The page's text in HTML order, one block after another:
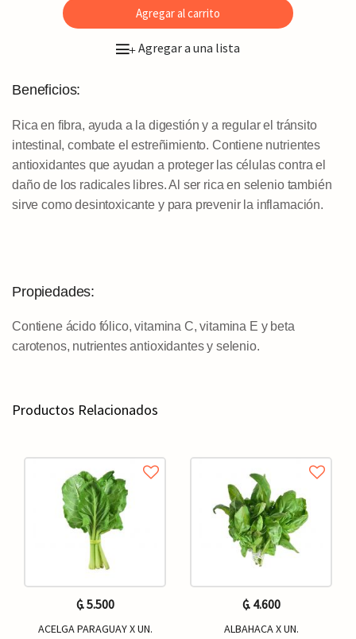
Agregar al carrito
+Agregar a una lista
Beneficios:
Rica en fibra, ayuda a la digestión y a regular el tránsito
intestinal, combate el estreñimiento. Contiene nutrientes
antioxidantes que ayudan a proteger las células contra el
daño de los radicales libres. Al ser rica en selenio también
sirve como desintoxicante y para prevenir la inflamación.
Propiedades:
Contiene ácido fólico, vitamina C, vitamina E y beta
carotenos, nutrientes antioxidantes y selenio.
Productos Relacionados
₲. 5.500
ACELGA PARAGUAY X UN.
₲. 4.600
ALBAHACA X UN.